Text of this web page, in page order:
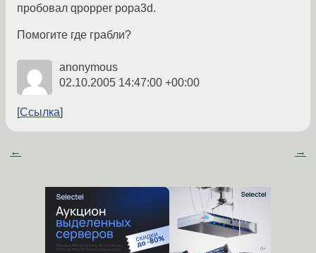
пробовал qpopper popa3d.
Помогите где грабли?
anonymous
02.10.2005 14:47:00 +00:00
Ссылка
← →